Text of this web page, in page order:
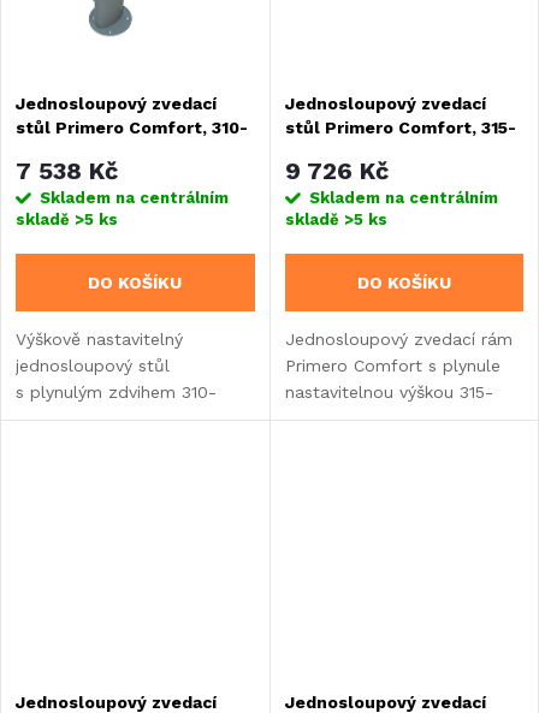
Jednosloupový zvedací
stůl Primero Comfort, 310-
7 538 Kč
Skladem na centrálním
skladě >5 ks
DO KOŠÍKU
Výškově nastavitelný
jednosloupový stůl
s plynulým zdvihem 310-
670 mm pro karavany.
Jednosloupový zvedací
stůl Primero Comfort, 315-
9 726 Kč
Skladem na centrálním
skladě >5 ks
DO KOŠÍKU
Jednosloupový zvedací rám
Primero Comfort s plynule
nastavitelnou výškou 315-
675 mm a nosností 40 kg.
Jednosloupový zvedací
Jednosloupový zvedací